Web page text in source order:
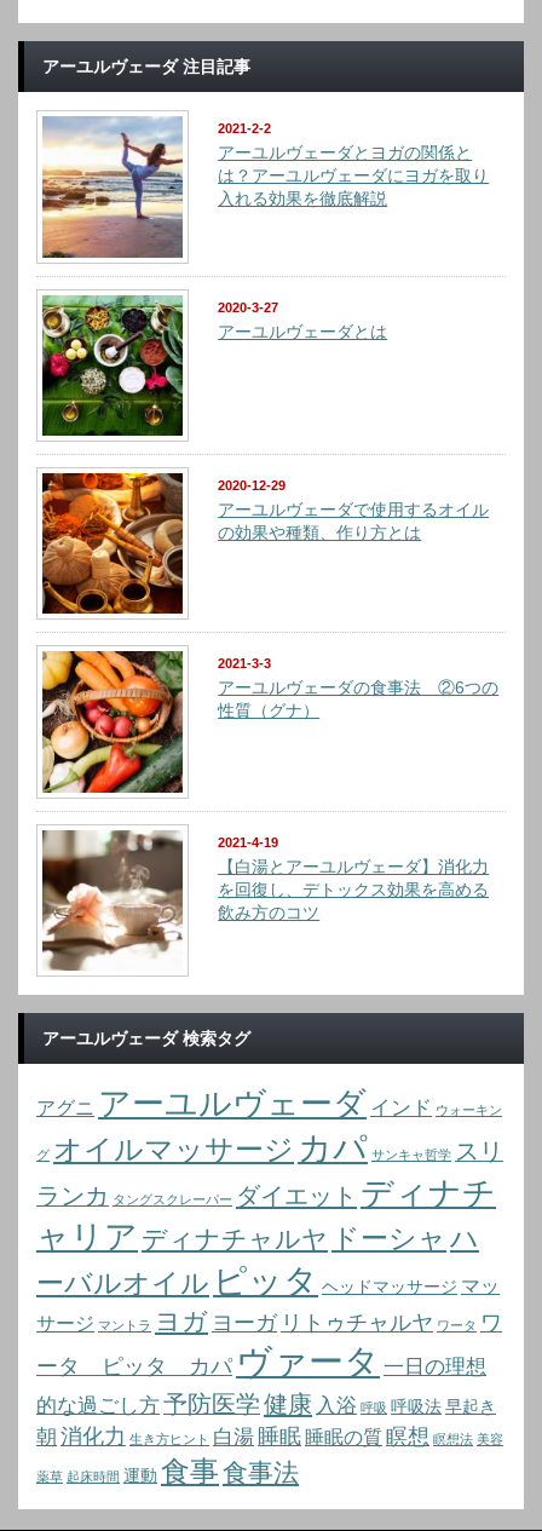
アーユルヴェーダ 注目記事
2021-2-2
アーユルヴェーダとヨガの関係と
は？アーユルヴェーダにヨガを取り
入れる効果を徹底解説
2020-3-27
アーユルヴェーダとは
2020-12-29
アーユルヴェーダで使用するオイル
の効果や種類、作り方とは
2021-3-3
アーユルヴェーダの食事法 ②6つの
性質（グナ）
2021-4-19
【白湯とアーユルヴェーダ】消化力
を回復し、デトックス効果を高める
飲み方のコツ
アーユルヴェーダ 検索タグ
アグニ アーユルヴェーダ インド ウォーキン
グ オイルマッサージ カパ サンキャ哲学 スリ
ランカ タングスクレーパー ダイエット ディナチ
ャリア ディナチャルヤ ドーシャ ハ
ーバルオイル ピッタ ヘッドマッサージ マッ
サージ マントラ ヨガ ヨーガ リトゥチャルヤ ワータ ワ
ータ ピッタ カパ ヴァータ 一日の理想
的な過ごし方予防医学健康 入浴 呼吸 呼吸法 早起き
朝 消化力 生き方ヒント 白湯 睡眠 睡眠の質瞑想 瞑想法 美容
薬草 起床時間 運動 食事食事法